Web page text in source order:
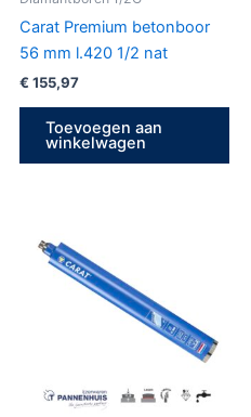
Carat Premium betonboor
56 mm l.420 1/2 nat
€ 155,97
Toevoegen aan
winkelwagen